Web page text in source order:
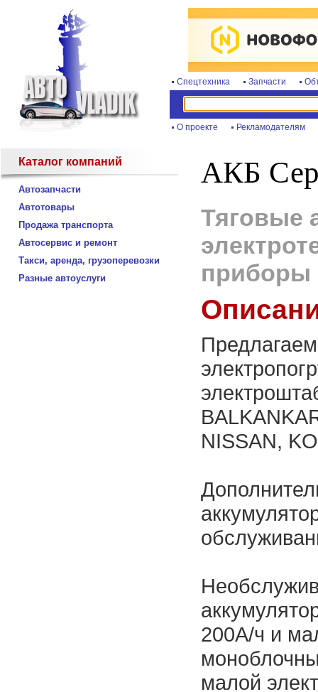
Спецтехника Запчасти
О проекте Рекламодателям
Каталог компаний
Автозапчасти
Автотовары
Продажа транспорта
Автосервис и ремонт
Такси, аренда, грузоперевозки
Разные автоуслуги
АКБ
Тяговые
приборы
NISSAN,
200А/ч и
малой